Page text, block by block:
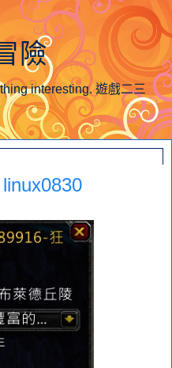
險
interesting. 遊戲二三